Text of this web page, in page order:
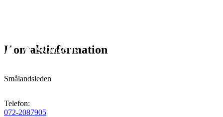
Kontaktinformation
Smålandsleden
Telefon:
072-2087905